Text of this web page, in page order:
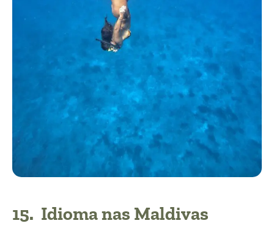
15. Idioma nas Maldivas